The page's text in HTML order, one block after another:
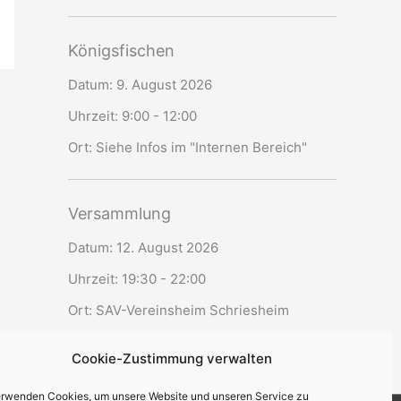
Cookie-Zustimmung verwalten
Cookies, um unsere Website und unseren Service zu
Königsfischen
Datum: 9. August 2026
Uhrzeit: 9:00 - 12:00
Ort: Siehe Infos im "Internen Bereich"
Versammlung
Datum: 12. August 2026
Uhrzeit: 19:30 - 22:00
Ort: SAV-Vereinsheim Schriesheim